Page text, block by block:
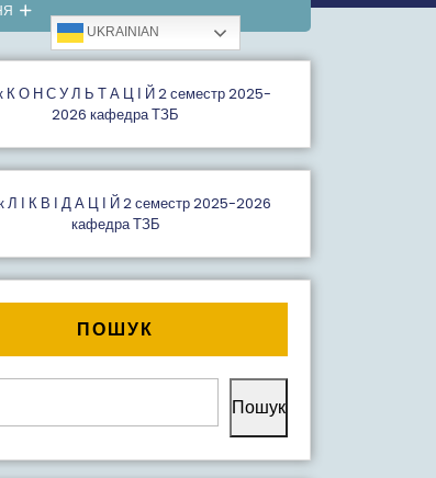
UKRAINIAN
К О Н С У Л Ь Т А Ц І Й 2 семестр 2025-
2026 кафедра ТЗБ
Л І К В І Д А Ц І Й 2 семестр 2025-2026
кафедра ТЗБ
ПОШУК
Пошук